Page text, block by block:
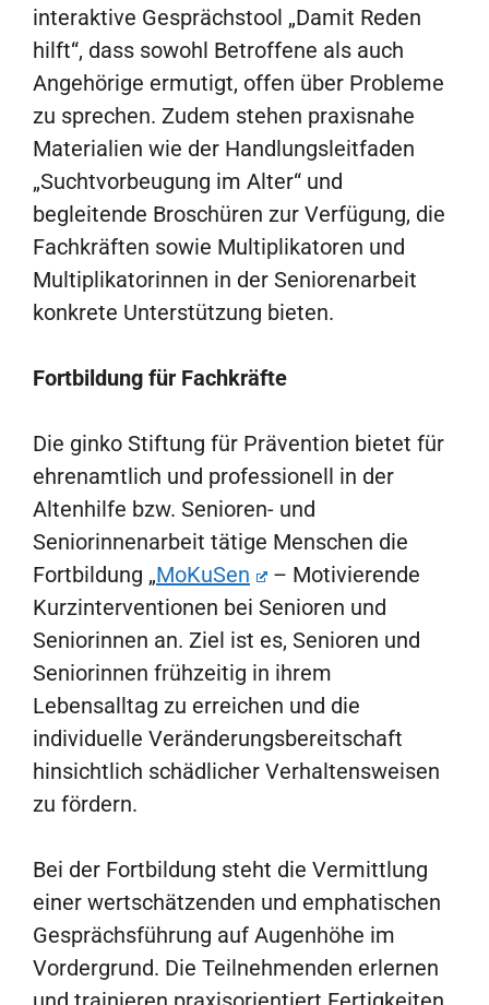
interaktive Gesprächstool „Damit Reden
hilft“, dass sowohl Betroffene als auch
Angehörige ermutigt, offen über Probleme
zu sprechen. Zudem stehen praxisnahe
Materialien wie der Handlungsleitfaden
„Suchtvorbeugung im Alter“ und
begleitende Broschüren zur Verfügung, die
Fachkräften sowie Multiplikatoren und
Multiplikatorinnen in der Seniorenarbeit
konkrete Unterstützung bieten.
Fortbildung für Fachkräfte
Die ginko Stiftung für Prävention bietet für
ehrenamtlich und professionell in der
Altenhilfe bzw. Senioren- und
Seniorinnenarbeit tätige Menschen die
Fortbildung „MoKuSen
– Motivierende
Kurzinterventionen bei Senioren und
Seniorinnen an. Ziel ist es, Senioren und
Seniorinnen frühzeitig in ihrem
Lebensalltag zu erreichen und die
individuelle Veränderungsbereitschaft
hinsichtlich schädlicher Verhaltensweisen
zu fördern.
Bei der Fortbildung steht die Vermittlung
einer wertschätzenden und emphatischen
Gesprächsführung auf Augenhöhe im
Vordergrund. Die Teilnehmenden erlernen